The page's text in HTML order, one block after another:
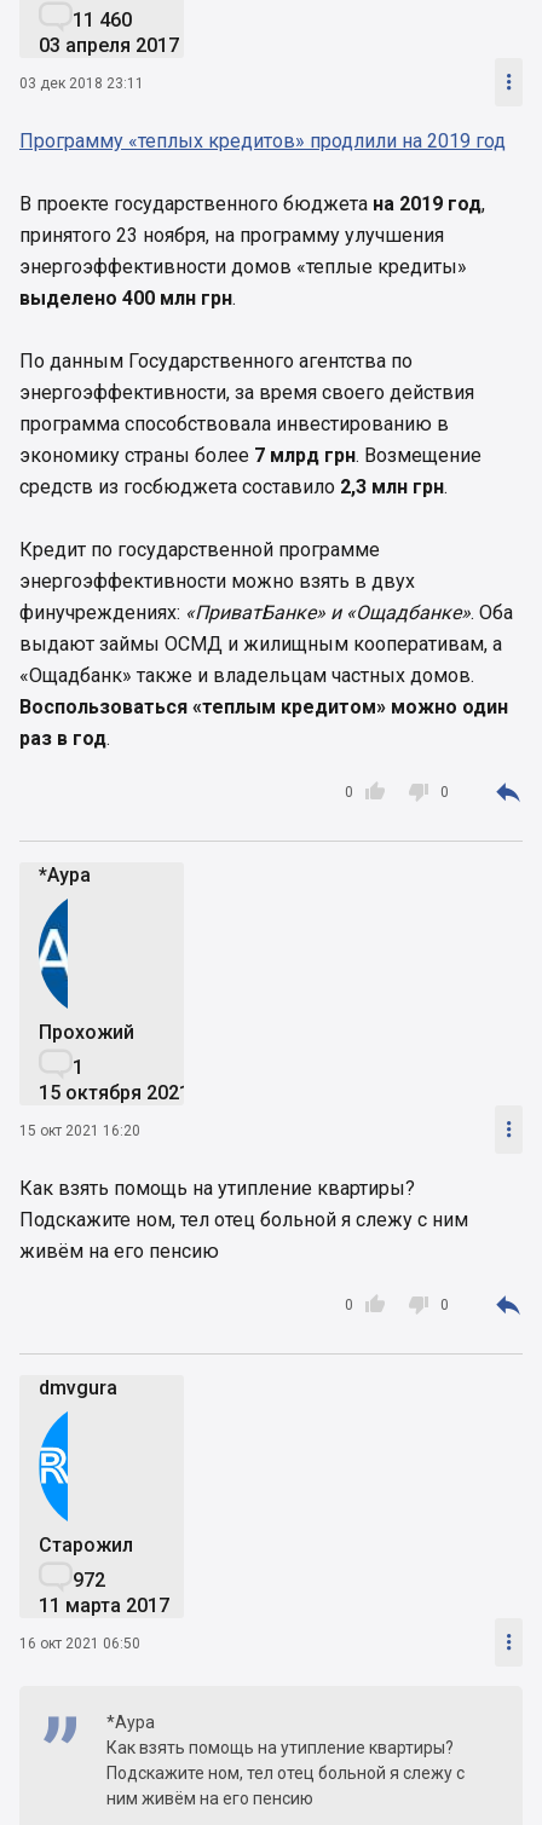
11 460
03 апреля 2017
03 дек 2018 23:11 
Программу «теплых кредитов» продлили на 2019 год
В проекте государственного бюджета на 2019 год,
принятого 23 ноября, на программу улучшения
энергоэффективности домов «теплые кредиты»
выделено 400 млн грн.
По данным Государственного агентства по
энергоэффективности, за время своего действия
программа способствовала инвестированию в
экономику страны более 7 млрд грн. Возмещение
средств из госбюджета составило 2,3 млн грн.
Кредит по государственной программе
энергоэффективности можно взять в двух
финучреждениях: «ПриватБанке» и «Ощадбанке». Оба
выдают займы ОСМД и жилищным кооперативам, а
«Ощадбанк» также и владельцам частных домов.
Воспользоваться «теплым кредитом» можно один
раз в год.

0  0 
*Аура
Прохожий
1
15 октября 2021
15 окт 2021 16:20 
Как взять помощь на утипление квартиры?
Подскажите ном, тел отец больной я слежу с ним
живём на его пенсию

0  0 
dmvgura
Старожил
972
11 марта 2017
16 окт 2021 06:50 
*Аура
Как взять помощь на утипление квартиры?
Подскажите ном, тел отец больной я слежу с
ним живём на его пенсию